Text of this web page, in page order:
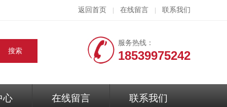
返回首页 在线留言 联系我们
服务热线：
18539975242
心 在线留言 联系我们